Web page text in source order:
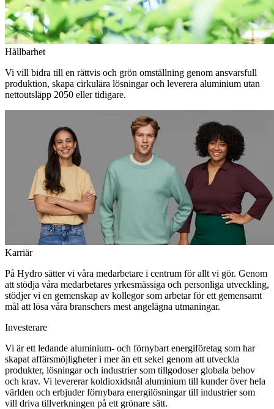
Hållbarhet
Vi vill bidra till en rättvis och grön omställning genom ansvarsfull
produktion, skapa cirkulära lösningar och leverera aluminium utan
nettoutsläpp 2050 eller tidigare.
Karriär
På Hydro sätter vi våra medarbetare i centrum för allt vi gör. Genom
att stödja våra medarbetares yrkesmässiga och personliga utveckling,
stödjer vi en gemenskap av kollegor som arbetar för ett gemensamt
mål att lösa våra branschers mest angelägna utmaningar.
Investerare
Vi är ett ledande aluminium- och förnybart energiföretag som har
skapat affärsmöjligheter i mer än ett sekel genom att utveckla
produkter, lösningar och industrier som tillgodoser globala behov
och krav. Vi levererar koldioxidsnål aluminium till kunder över hela
världen och erbjuder förnybara energilösningar till industrier som
vill driva tillverkningen på ett grönare sätt.